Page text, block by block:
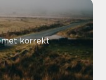
korrekt